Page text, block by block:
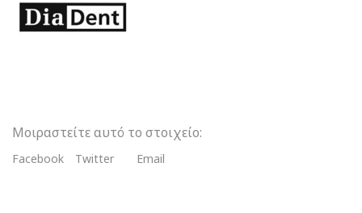
Υλικό
Διπλού
Μοιραστείτε αυτό το στοιχείο:
Facebook Twitter Email